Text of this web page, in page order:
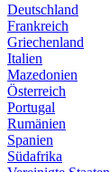
Deutschland
Frankreich
Griechenland
Italien
Mazedonien
Österreich
Portugal
Rumänien
Spanien
Südafrika